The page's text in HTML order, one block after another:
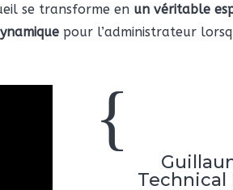
se transforme en un véritable
pour l’administrateur
{
Technical